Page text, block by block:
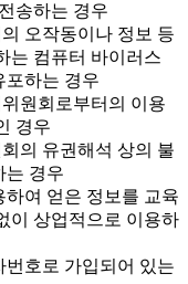
송하는 경우
오작동이나 정보 등
는 컴퓨터 바이러스
포하는 경우
원회로부터의 이용
경우
의 유권해석 상의 불
는 경우
하여 얻은 정보를 교육
이 상업적으로 이용하
번호로 가입되어 있는